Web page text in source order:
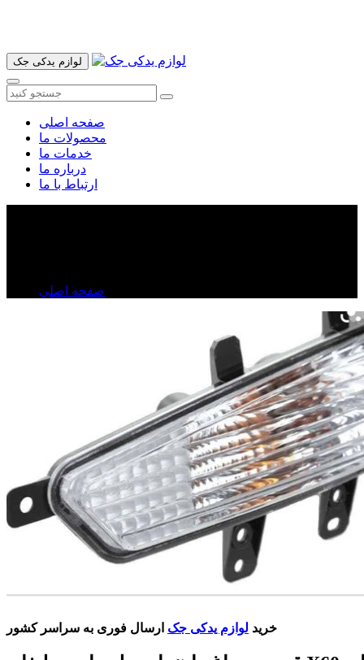
لوازم یدکی جک
صفحه اصلی
محصولات ما
خدمات ما
درباره ما
ارتباط با ما
صفحه اصلی
خرید لوازم یدکی جک ارسال فوری به سراسر کشور